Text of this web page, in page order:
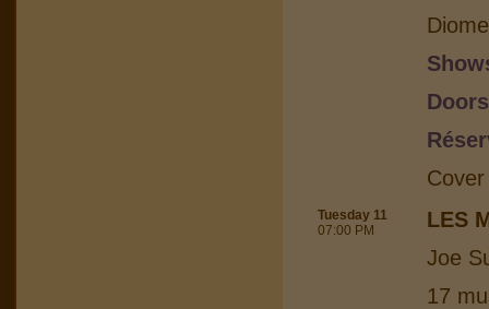
Tuesday 11
07:00 PM
LES
Joe
17